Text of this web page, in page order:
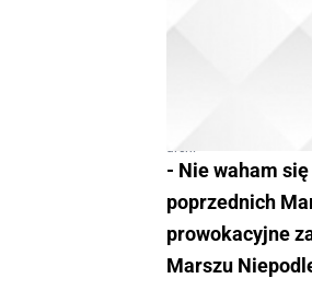
- Nie waham
poprzednich
prowokacyjne
Marszu